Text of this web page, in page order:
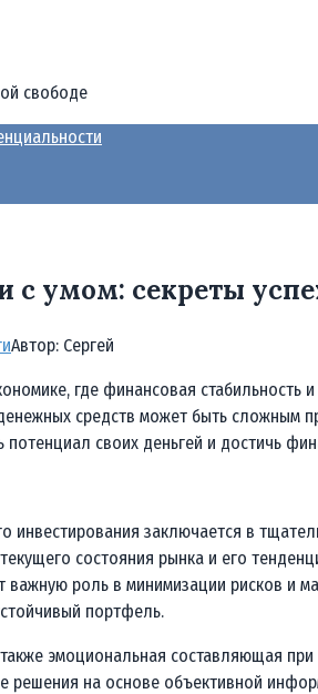
свободе
с умом: секреты
Автор: Cергей
где финансовая
средств может быть сложным
своих деньгей и достичь
инвестирования заключается в
состояния рынка и его
важную роль в минимизации рисков и
портфель.
эмоциональная составляющая
решения на основе объективной